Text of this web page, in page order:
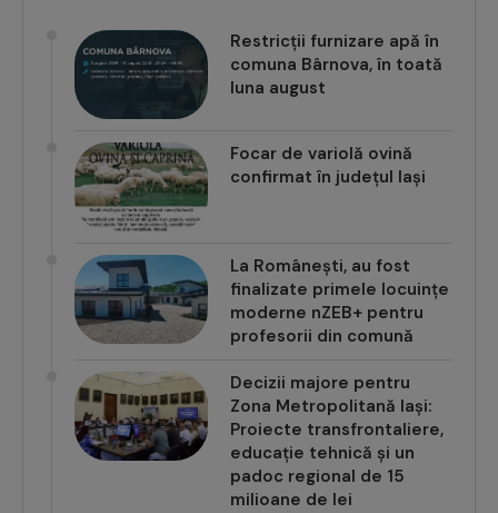
Restricții furnizare apă în
comuna Bârnova, în toată
luna august
Focar de variolă ovină
confirmat în județul Iași
La Românești, au fost
finalizate primele locuințe
moderne nZEB+ pentru
profesorii din comună
Decizii majore pentru
Zona Metropolitană Iași:
Proiecte transfrontaliere,
educație tehnică și un
padoc regional de 15
milioane de lei